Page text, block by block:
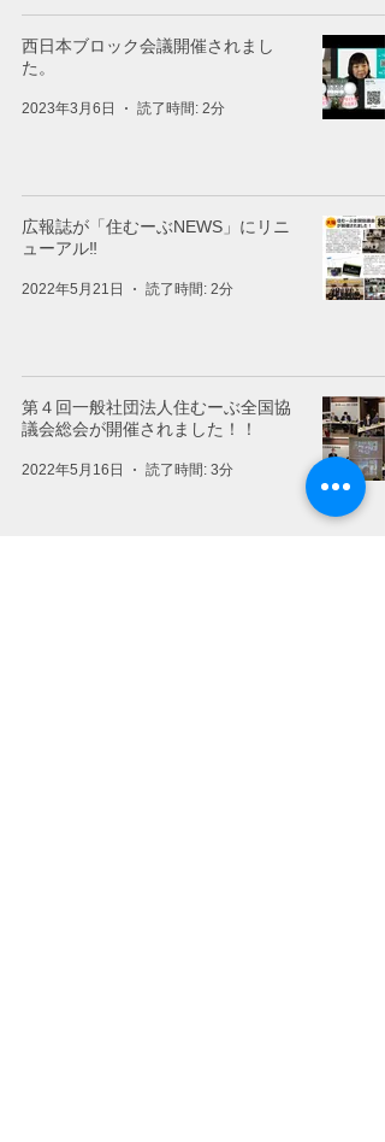
西日本ブロック会議開催されまし
た。
2023年3月6日 読了時間: 2分
広報誌が「住むーぶNEWS」にリニ
ューアル‼
2022年5月21日 読了時間: 2分
第４回一般社団法人住むーぶ全国協
議会総会が開催されました！！
2022年5月16日 読了時間: 3分